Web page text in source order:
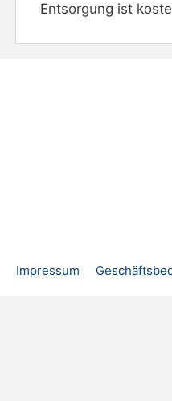
Entsorgung ist
Impressum